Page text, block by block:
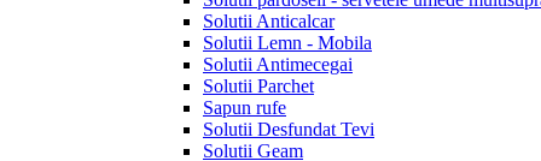
Solutii Anticalcar
Solutii Lemn - Mobila
Solutii Antimecegai
Solutii Parchet
Sapun rufe
Solutii Desfundat Tevi
Solutii Geam